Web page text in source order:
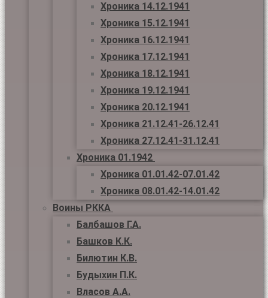
Хроника 14.12.1941
Хроника 15.12.1941
Хроника 16.12.1941
Хроника 17.12.1941
Хроника 18.12.1941
Хроника 19.12.1941
Хроника 20.12.1941
Хроника 21.12.41-26.12.41
Хроника 27.12.41-31.12.41
Хроника 01.1942
Хроника 01.01.42-07.01.42
Хроника 08.01.42-14.01.42
Воины РККА
Балбашов Г.А.
Башков К.К.
Билютин К.В.
Будыхин П.К.
Власов А.А.